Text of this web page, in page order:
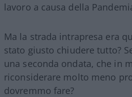
lavoro a causa della
Ma la strada intrapresa era
stato giusto chiudere tutto?
una seconda ondata, che in
riconsiderare molto meno
dovremmo fare?